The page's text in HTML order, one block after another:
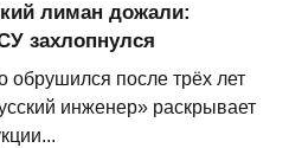
лиман дожали:
захлопнулся
обрушился после трёх лет
инженер» раскрывает